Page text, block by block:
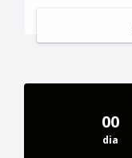
00
dia